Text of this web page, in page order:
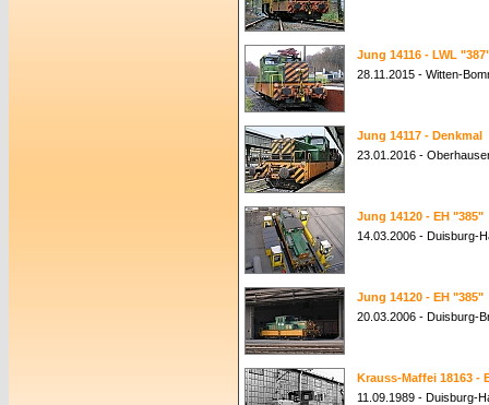
Jung 14116 - LWL
28.11.2015 - Witten-
Jung 14117 - Denkmal
23.01.2016 -
Jung 14120 - EH "385"
14.03.2006 - Duisburg-
Jung 14120 - EH "385"
20.03.2006 - Duisburg-
Krauss-Maffei 18163 -
11.09.1989 - Duisburg-